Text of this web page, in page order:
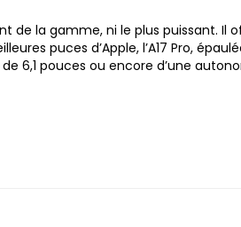
de la gamme, ni le plus puissant. Il
puces d’Apple, l’A17 Pro,
6,1 pouces ou encore d’une